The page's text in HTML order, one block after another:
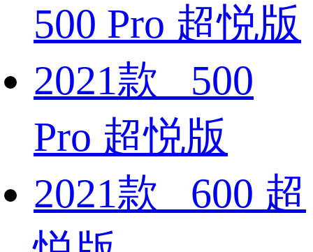
500 Pro 超悦版
2021款 500
Pro 超悦版
2021款 600 超